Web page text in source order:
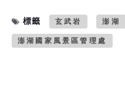
標籤 玄武岩 澎湖
澎湖國家風景區管理處